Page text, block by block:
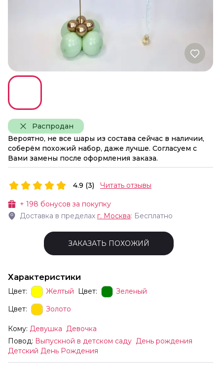
Распродан
Вероятно, не все шары из состава сейчас в наличии,
соберём похожий набор, даже лучше. Согласуем с
Вами замены после оформления заказа.
+ 198 бонусов за покупку
Доставка в пределах г. Москва: Бесплатно
4.9 (3) Читать отзывы
ЗАКАЗАТЬ ПОХОЖИЙ
Характеристики
Цвет: Желтый Цвет:
Зеленый
Цвет:
Золото
Кому: Девушка Девочка
Повод: Выпускной в детском саду День рождения
Детский День Рождения